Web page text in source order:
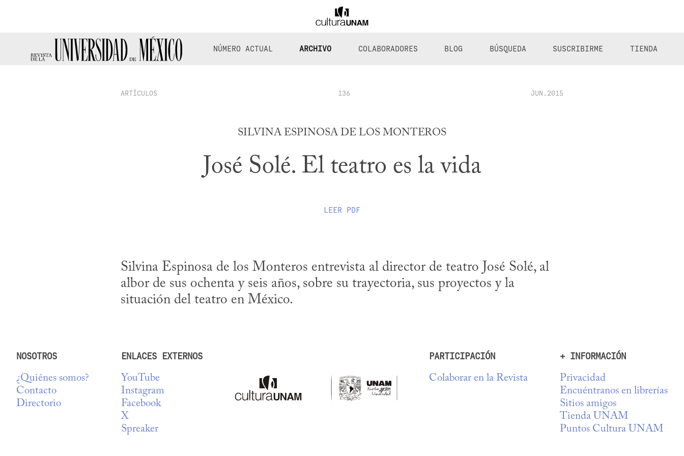
NÚMERO ACTUAL ARCHIVO COLABORADORES BLOG BÚSQUEDA SUSCRIBIRME TIENDA
ARTÍCULOS 136 JUN.2015
SILVINA ESPINOSA DE LOS MONTEROS
José Solé. El teatro es la vida
LEER PDF
Silvina Espinosa de los Monteros entrevista al director de teatro José Solé, al
albor de sus ochenta y seis años, sobre su trayectoria, sus proyectos y la
situación del teatro en México.
NOSOTROS
¿Quiénes somos?
Contacto
Directorio
ENLACES EXTERNOS
YouTube
Instagram
Facebook
X
Spreaker
PARTICIPACIÓN
Colaborar en la Revista
+ INFORMACIÓN
Privacidad
Encuéntranos en librerías
Sitios amigos
Tienda UNAM
Puntos Cultura UNAM